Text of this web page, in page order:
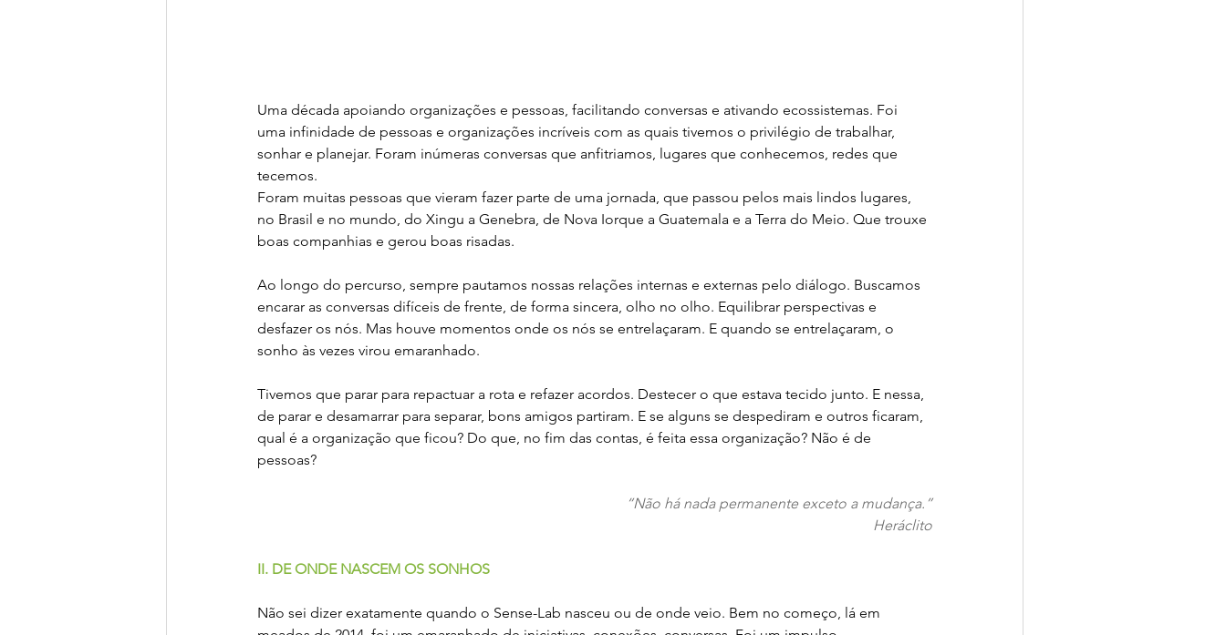
Uma década apoiando organizações e pessoas, facilitando conversas e ativando ecossistemas. Foi
uma infinidade de pessoas e organizações incríveis com as quais tivemos o privilégio de trabalhar,
sonhar e planejar. Foram inúmeras conversas que anfitriamos, lugares que conhecemos, redes que
tecemos.
Foram muitas pessoas que vieram fazer parte de uma jornada, que passou pelos mais lindos lugares,
no Brasil e no mundo, do Xingu a Genebra, de Nova Iorque a Guatemala e a Terra do Meio. Que trouxe
boas companhias e gerou boas risadas.
Ao longo do percurso, sempre pautamos nossas relações internas e externas pelo diálogo. Buscamos
encarar as conversas difíceis de frente, de forma sincera, olho no olho. Equilibrar perspectivas e
desfazer os nós. Mas houve momentos onde os nós se entrelaçaram. E quando se entrelaçaram, o
sonho às vezes virou emaranhado.
Tivemos que parar para repactuar a rota e refazer acordos. Destecer o que estava tecido junto. E nessa,
de parar e desamarrar para separar, bons amigos partiram. E se alguns se despediram e outros ficaram,
qual é a organização que ficou? Do que, no fim das contas, é feita essa organização? Não é de
pessoas?
“Não há nada permanente exceto a mudança.”
Heráclito
II. DE ONDE NASCEM OS SONHOS
Não sei dizer exatamente quando o Sense-Lab nasceu ou de onde veio. Bem no começo, lá em